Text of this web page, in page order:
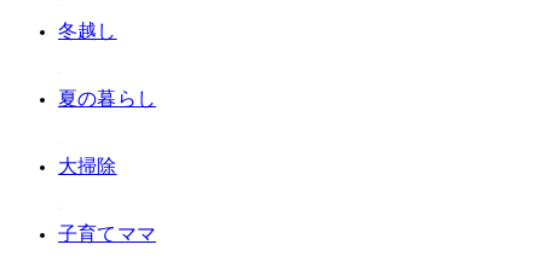
#冬越し
#夏の暮らし
#大掃除
#子育てママ